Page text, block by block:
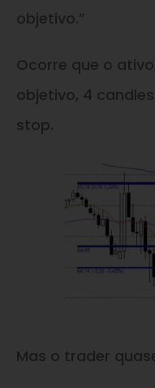
objetivo.”
Ocorre que o
objetivo, 4
stop.
Mas o trader